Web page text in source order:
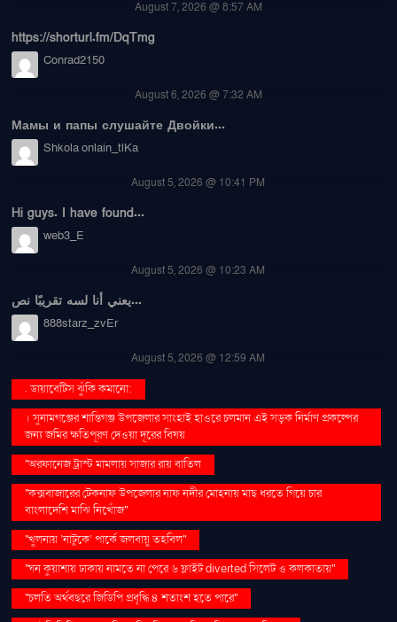
August 7, 2026 @ 8:57 AM
https://shorturl.fm/DqTmg
Conrad2150
August 6, 2026 @ 7:32 AM
Мамы и папы слушайте Двойки...
Shkola onlain_tlKa
August 5, 2026 @ 10:41 PM
Hi guys. I have found...
web3_E
August 5, 2026 @ 10:23 AM
يعني أنا لسه تقريبًا نص...
888starz_zvEr
August 5, 2026 @ 12:59 AM
. ডায়াবেটিস ঝুঁকি কমানো:
। সুনামগঞ্জের শান্তিগঞ্জ উপজেলার সাংহাই হাওরে চলমান এই সড়ক নির্মাণ প্রকল্পের
জন্য জমির ক্ষতিপূরণ দেওয়া দূরের বিষয়
''অরফানেজ ট্রাস্ট মামলায় সাজার রায় বাতিল
''কক্সবাজারের টেকনাফ উপজেলার নাফ নদীর মোহনায় মাছ ধরতে গিয়ে চার
বাংলাদেশি মাঝি নিখোঁজ''
''খুলনায় ‘নাটুকে’ পার্কে জলবায়ু তহবিল''
''ঘন কুয়াশায় ঢাকায় নামতে না পেরে ৬ ফ্লাইট diverted সিলেট ও কলকাতায়''
''চলতি অর্থবছরে জিডিপি প্রবৃদ্ধি ৪ শতাংশ হতে পারে''